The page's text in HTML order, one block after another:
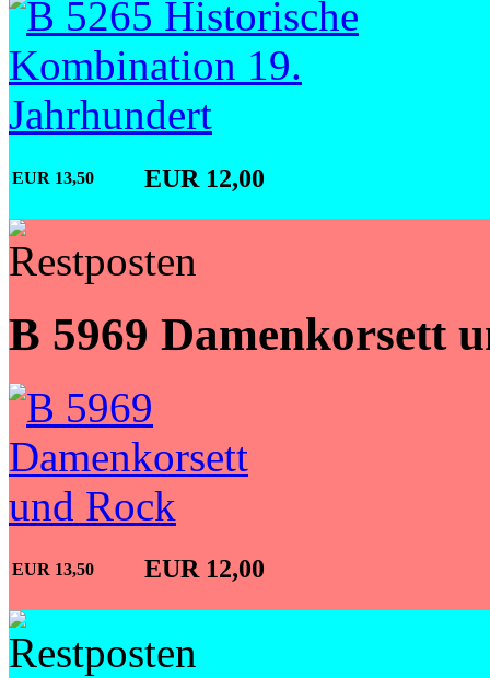
EUR 13,50 EUR 12,00
B 5969 Damenkorsett
EUR 13,50 EUR 12,00